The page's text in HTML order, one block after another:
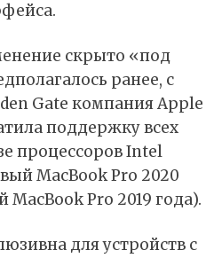
скрыто «под
ранее, с
Gate компания Apple
поддержку всех
процессоров Intel
MacBook Pro 2020
Pro 2019 года).
для устройств с